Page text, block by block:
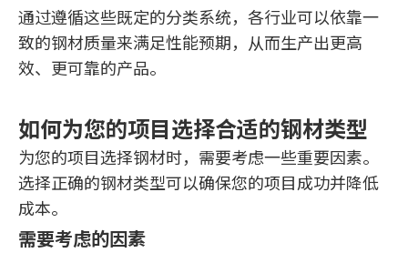
通过遵循这些既定的分类系统，各行业可以依靠一
致的钢材质量来满足性能预期，从而生产出更高
效、更可靠的产品。
如何为您的项目选择合适的钢材类型
为您的项目选择钢材时，需要考虑一些重要因素。
选择正确的钢材类型可以确保您的项目成功并降低
成本。
需要考虑的因素